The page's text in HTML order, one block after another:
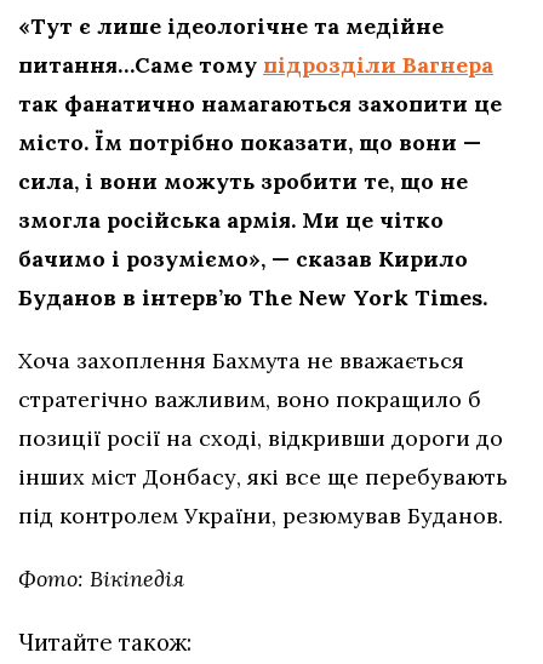
«Тут є лише ідеологічне та медійне
питання…Саме тому підрозділи Вагнера
так фанатично намагаються захопити це
місто. Їм потрібно показати, що вони —
сила, і вони можуть зробити те, що не
змогла російська армія. Ми це чітко
бачимо і розуміємо», — сказав Кирило
Буданов в інтерв’ю The New York Times.
Хоча захоплення Бахмута не вважається
стратегічно важливим, воно покращило б
позиції росії на сході, відкривши дороги до
інших міст Донбасу, які все ще перебувають
під контролем України, резюмував Буданов.
Фото: Вікіпедія
Читайте також: